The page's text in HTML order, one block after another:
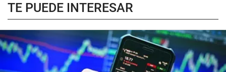
TE PUEDE INTERESAR